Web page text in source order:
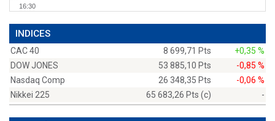
16:30
INDICES
CAC 40 8 699,71 Pts
+0,35 %
DOW JONES
53 885,10 Pts
-0,85 %
Nasdaq Comp
26 348,35 Pts
-0,06 %
Nikkei 225
65 683,26 Pts (c) -